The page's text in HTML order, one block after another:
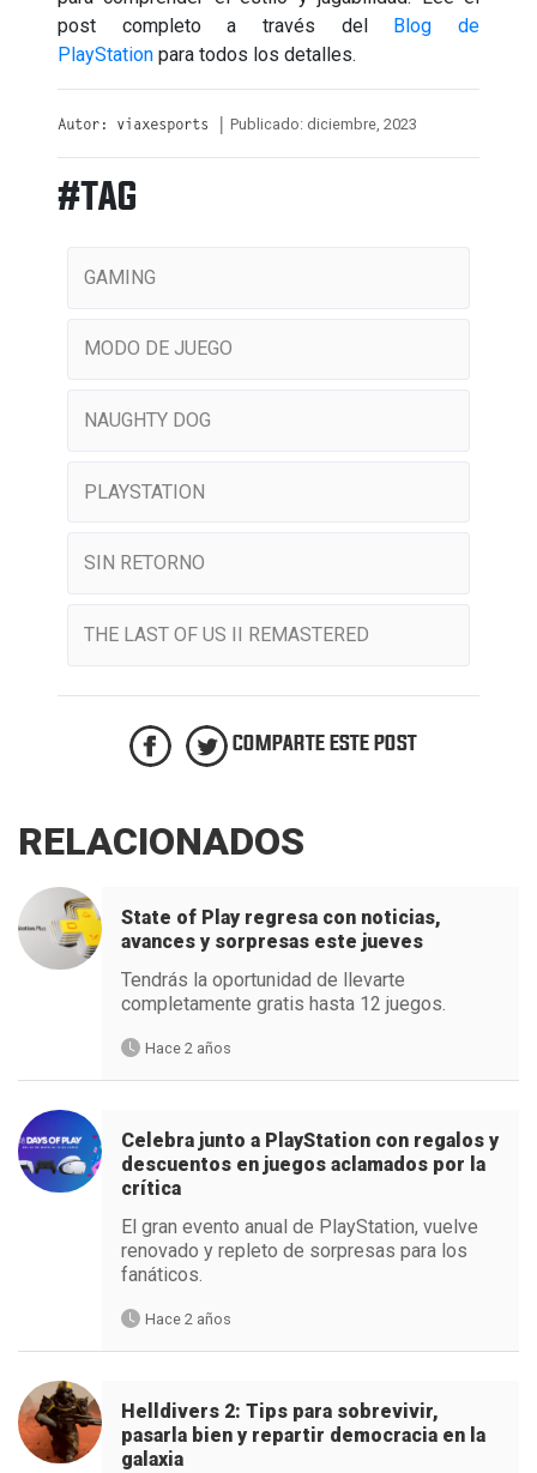
post completo a través del Blog de
PlayStation para todos los detalles.
Autor: viaxesports | Publicado: diciembre, 2023
#TAG
GAMING
MODO DE JUEGO
NAUGHTY DOG
PLAYSTATION
SIN RETORNO
THE LAST OF US II REMASTERED
COMPARTE ESTE POST
RELACIONADOS
State of Play regresa con noticias,
avances y sorpresas este jueves
Tendrás la oportunidad de llevarte
completamente gratis hasta 12 juegos.
Hace 2 años
Celebra junto a PlayStation con regalos y
descuentos en juegos aclamados por la
crítica
El gran evento anual de PlayStation, vuelve
renovado y repleto de sorpresas para los
fanáticos.
Hace 2 años
Helldivers 2: Tips para sobrevivir,
pasarla bien y repartir democracia en la
galaxia